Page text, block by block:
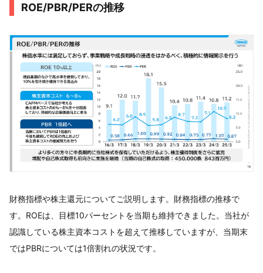
ROE/PBR/PERの推移
財務指標や株主還元についてご説明します。財務指標の推移で
す。ROEは、目標10パーセントを当期も維持できました。当社が
認識している株主資本コストを超えて推移していますが、当期末
ではPBRについては1倍割れの状況です。